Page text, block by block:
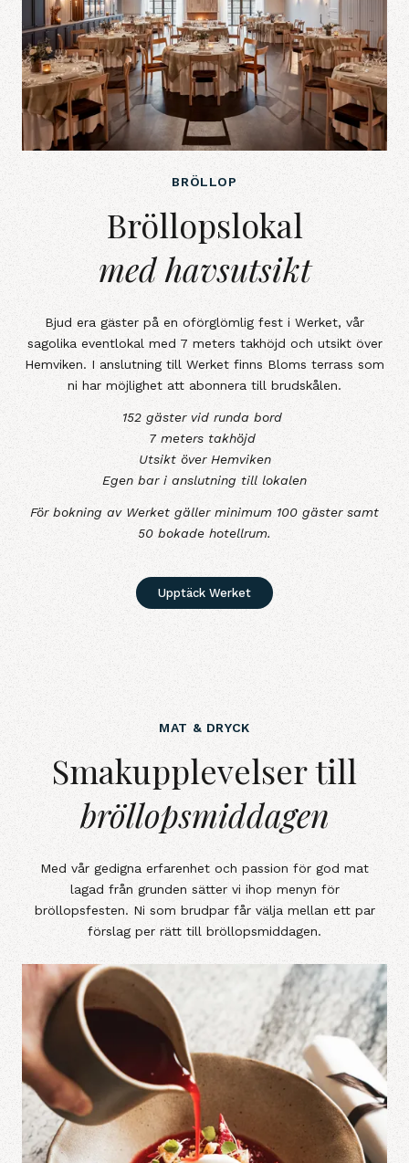
BRÖLLOP
Bröllopslokalmed havsutsikt
Bröllopslokal
med havsutsikt
Bjud era gäster på en oförglömlig fest i Werket, vår
sagolika eventlokal med 7 meters takhöjd och utsikt över
Hemviken. I anslutning till Werket finns Bloms terrass som
ni har möjlighet att abonnera till brudskålen.
152 gäster vid runda bord
7 meters takhöjd
Utsikt över Hemviken
Egen bar i anslutning till lokalen
För bokning av Werket gäller minimum 100 gäster samt
50 bokade hotellrum.
Upptäck Werket
MAT & DRYCK
Smakupplevelser
Smakupplevelser till
bröllopsmiddagen
Med vår gedigna erfarenhet och passion för god mat
lagad från grunden sätter vi ihop menyn för
bröllopsfesten. Ni som brudpar får välja mellan ett par
förslag per rätt till bröllopsmiddagen.